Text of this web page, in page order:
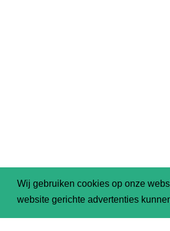
Wij gebruiken cookies op onze
website gerichte advertenties